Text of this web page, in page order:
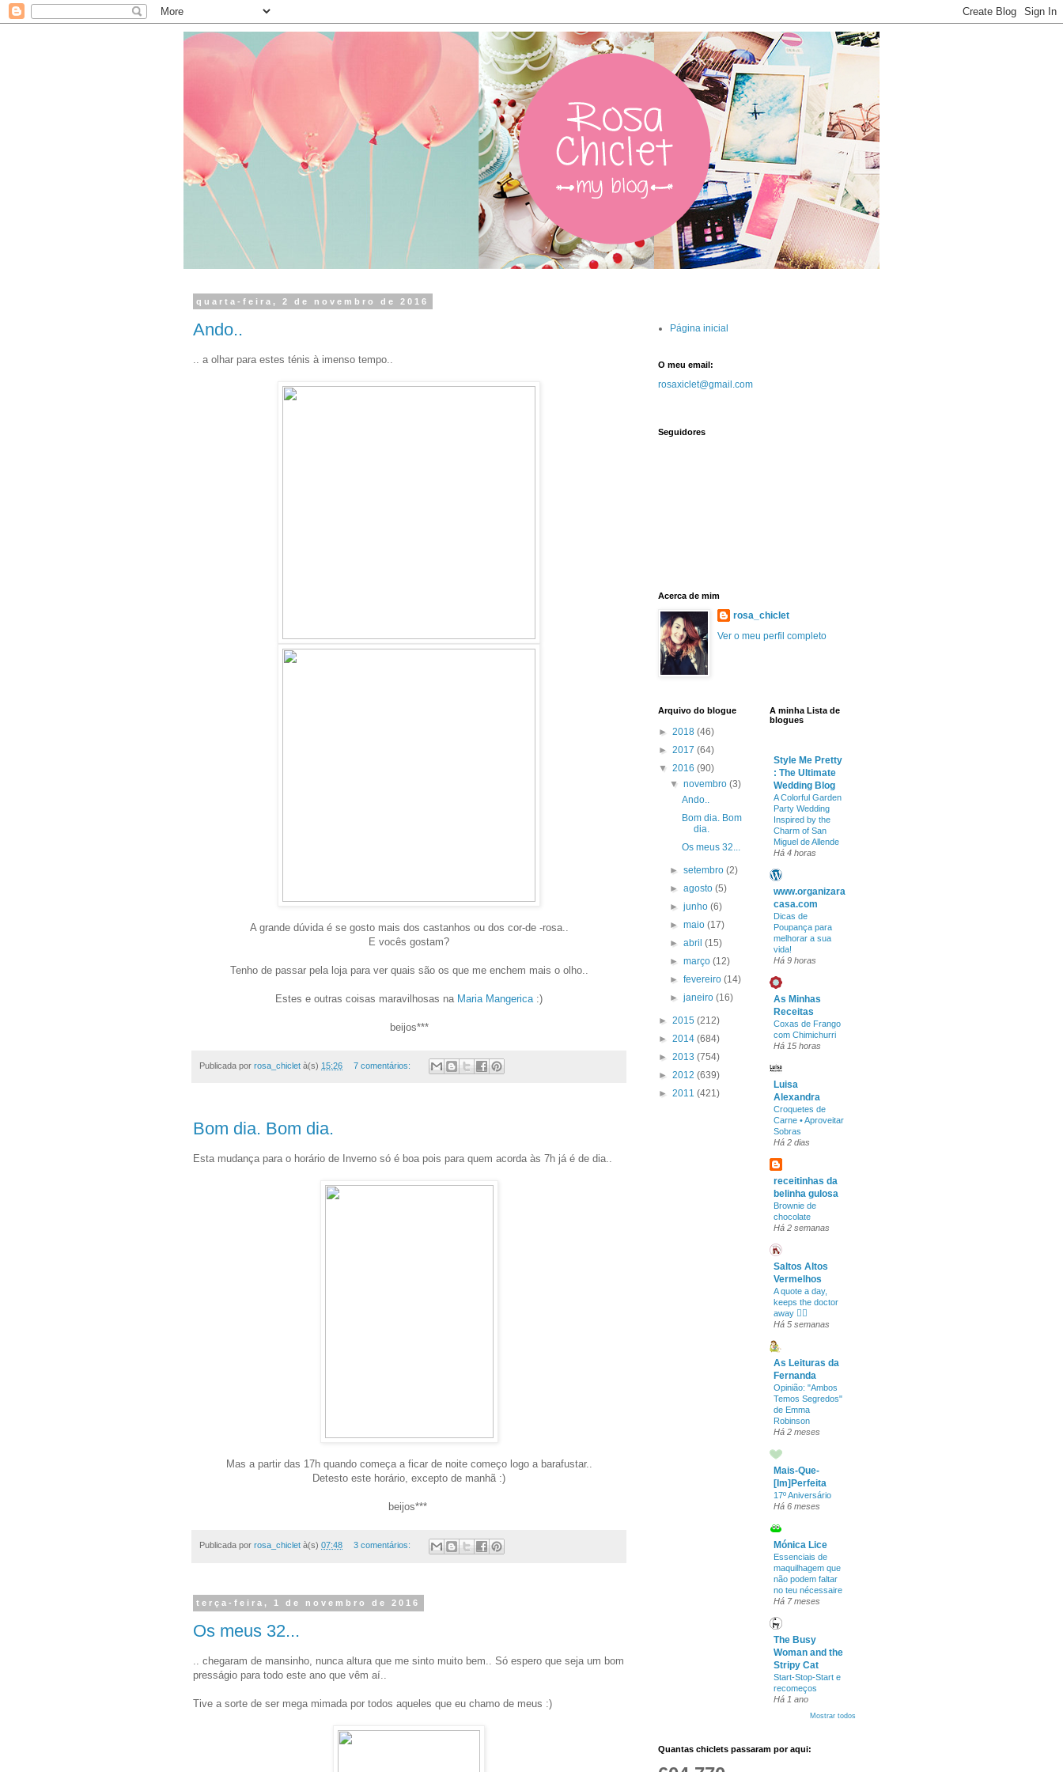
quarta-feira, 2 de novembro de 2016
Ando..
.. a olhar para estes ténis à imenso tempo..
A grande dúvida é se gosto mais dos castanhos ou dos cor-de -rosa..
E vocês gostam?
Tenho de passar pela loja para ver quais são os que me enchem mais o olho..
Estes e outras coisas maravilhosas na Maria Mangerica :)
beijos***
Publicada por rosa_chiclet à(s) 15:26 7 comentários:
Bom dia. Bom dia.
Esta mudança para o horário de Inverno só é boa pois para quem acorda às 7h já é de dia..
Mas a partir das 17h quando começa a ficar de noite começo logo a barafustar..
Detesto este horário, excepto de manhã :)
beijos***
Publicada por rosa_chiclet à(s) 07:48 3 comentários:
terça-feira, 1 de novembro de 2016
Os meus 32...
.. chegaram de mansinho, nunca altura que me sinto muito bem.. Só espero que seja um bom
presságio para todo este ano que vêm aí..
Tive a sorte de ser mega mimada por todos aqueles que eu chamo de meus :)
Página inicial
O meu email:
rosaxiclet@gmail.com
Seguidores
Acerca de mim
rosa_chiclet
Ver o meu perfil completo
Arquivo do blogue
► 2018 (46)
► 2017 (64)
▼ 2016 (90)
▼novembro(3)
Ando..
Bom dia. Bom
dia.
Os meus 32...
►setembro(2)
►agosto(5)
►junho(6)
►maio(17)
►abril(15)
►março(12)
►fevereiro(14)
►janeiro(16)
► 2015 (212)
► 2014 (684)
► 2013 (754)
► 2012 (639)
► 2011 (421)
A minha Lista de
blogues
Style Me Pretty
: The Ultimate
Wedding Blog
A Colorful Garden
Party Wedding
Inspired by the
Charm of San
Miguel de Allende
Há 4 horas
www.organizara
casa.com
Dicas de
Poupança para
melhorar a sua
vida!
Há 9 horas
As Minhas
Receitas
Coxas de Frango
com Chimichurri
Há 15 horas
Luisa
Alexandra
Croquetes de
Carne • Aproveitar
Sobras
Há 2 dias
receitinhas da
belinha gulosa
Brownie de
chocolate
Há 2 semanas
Saltos Altos
Vermelhos
A quote a day,
keeps the doctor
away ✍🏻
Há 5 semanas
As Leituras da
Fernanda
Opinião: "Ambos
Temos Segredos"
de Emma
Robinson
Há 2 meses
Mais-Que-
[Im]Perfeita
17º Aniversário
Há 6 meses
Mónica Lice
Essenciais de
maquilhagem que
não podem faltar
no teu nécessaire
Há 7 meses
The Busy
Woman and the
Stripy Cat
Start-Stop-Start e
recomeços
Há 1 ano
Mostrar todos
Quantas chiclets passaram por aqui: